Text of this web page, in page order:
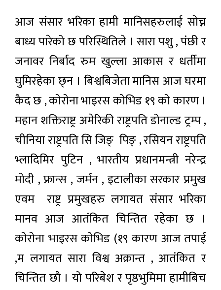
आज संसार भरिका हामी मानिसहरुलाई सोच्न
बाध्य पारेको छ परिस्थितिले । सारा पशु , पंछी र
जनावर निर्बाद रुम खुल्ला आकास र धर्तीमा
घुमिरहेका छ्न । बिश्वबिजेता मानिस आज घरमा
कैद छ , कोरोना भाइरस कोभिड १९ को कारण ।
महान शक्तिराष्ट्र अमेरिकी राष्ट्रपति डोनाल्ड ट्रम्प ,
चीनिया राष्ट्रपति सि जिङ् पिङ् , रसियन राष्ट्रपति
भ्लादिमिर पुटिन , भारतीय प्रधानमन्त्री नरेन्द्र
मोदी , फ्रान्स , जर्मन , इटालीका सरकार प्रमुख
एवम राष्ट्र प्रमुखहरु लगायत संसार भरिका
मानव आज आतंकित चिन्तित रहेका छ ।
कोरोना भाइरस कोभिड (१९ कारण आज तपाई
,म लगायत सारा विश्व अक्रान्त , आतंकित र
चिन्तित छौ । यो परिबेश र पृष्ठभुमिमा हामीबिच